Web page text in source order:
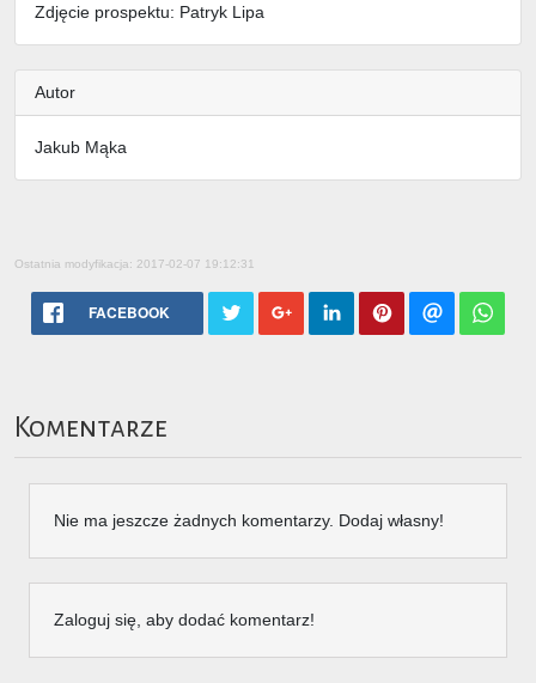
Zdjęcie prospektu: Patryk Lipa
Autor
Jakub Mąka
Ostatnia modyfikacja: 2017-02-07 19:12:31
FACEBOOK
Komentarze
Nie ma jeszcze żadnych komentarzy. Dodaj własny!
Zaloguj się, aby dodać komentarz!